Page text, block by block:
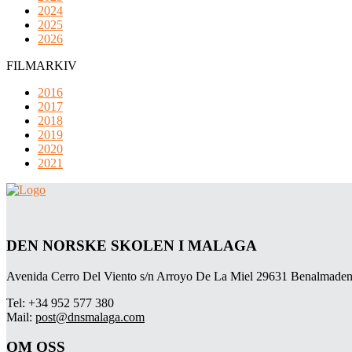
2024
2025
2026
FILMARKIV
2016
2017
2018
2019
2020
2021
DEN NORSKE SKOLEN I MALAGA
Avenida Cerro Del Viento s/n Arroyo De La Miel 29631
Tel: +34 952 577 380
Mail: post@dnsmalaga.com
OM OSS